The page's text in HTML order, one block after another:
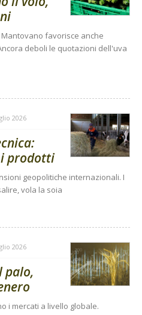
favorisce anche
deboli le quotazioni dell'uva
2026
prodotti
geopolitiche internazionali. I
vola la soia
2026
palo,
i mercati a livello globale.